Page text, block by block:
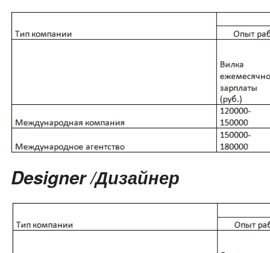
Designer /Дизайнер